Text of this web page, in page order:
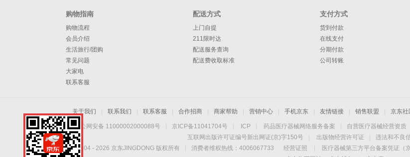
购物指南
购物流程
会员介绍
生活旅行/团购
常见问题
大家电
联系客服
配送方式
上门自提
211限时达
配送服务查询
配送费收取标准
支付方式
货到付款
在线支付
分期付款
公司转账
关于我们 联系我们 联系客服 合作招商 商家帮助 营销中心 手机京东 友情链接 销售联盟 京东社
京公网安备 11000002000088号 京ICP备11041704号 ICP 药品医疗器械网络服务备案 自营医疗器械经营资质
互联网出版许可证编号新出网证(京)字150号
出版物经营许可证
违法和不良
Copyright © 2004 - 2026 京东JINGDONG 版权所有 消费者维权热线：4006067733 经营证照 医疗器械第三方平台备案凭证（